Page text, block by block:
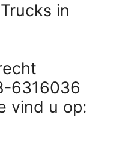
in
6316036
vind u op: